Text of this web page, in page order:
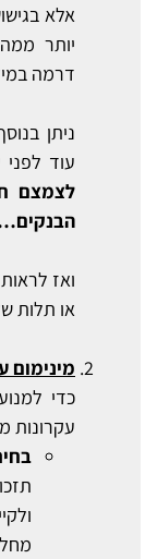
אלא
יותר
דרמה
ניתן
עוד
לצמצם
ואז
או תלות
מינימום
כדי
עקרונות